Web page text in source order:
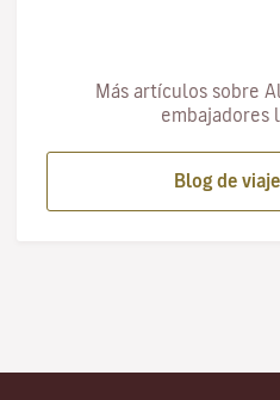
Más artículos sobre
embajadores
Blog de